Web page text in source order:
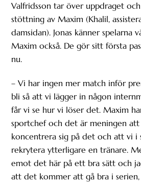
Valfridsson tar över uppdraget
stöttning av Maxim (Khalil,
damsidan). Jonas känner spelarna
Maxim också. De gör sitt första
nu.
– Vi har ingen mer match inför
bli så att vi lägger in någon
får vi se hur vi löser det. Maxim
sportchef och det är meningen att
koncentrera sig på det och att vi i
rekrytera ytterligare en tränare.
emot det här på ett bra sätt och
att det kommer att gå bra i serien,